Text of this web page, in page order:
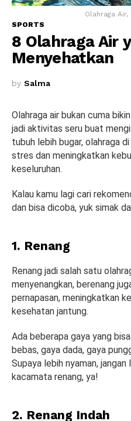
Olahraga
SPORTS
8 Olahraga Air
Menyehatkan
by Salma
Olahraga air bukan cuma
jadi aktivitas seru buat
tubuh lebih bugar, olahraga
stres dan meningkatkan
keseluruhan.
Kalau kamu lagi cari
dan bisa dicoba, yuk simak
1. Renang
Renang jadi salah satu
menyenangkan, berenang
pernapasan, meningkatkan
kesehatan jantung.
Ada beberapa gaya yang
bebas, gaya dada, gaya
Supaya lebih nyaman,
kacamata renang, ya!
2. Renang Indah